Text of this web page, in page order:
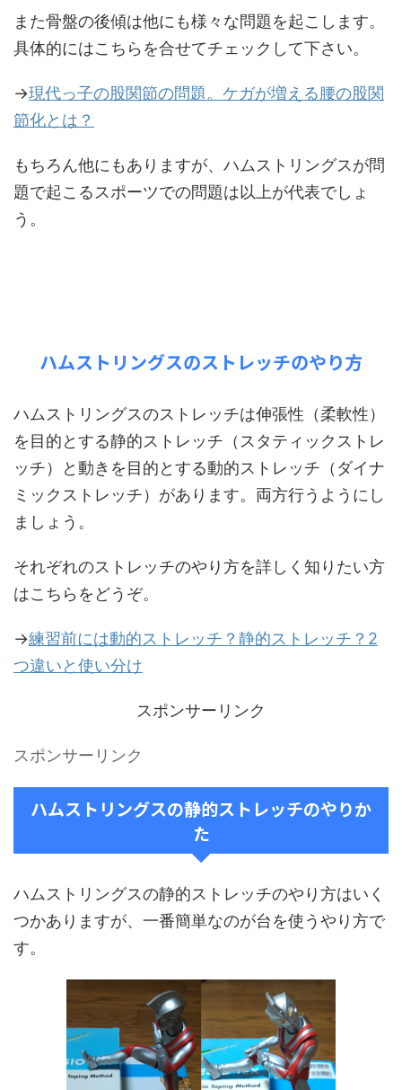
また骨盤の後傾は他にも様々な問題を起こします。
具体的にはこちらを合せてチェックして下さい。
→現代っ子の股関節の問題。ケガが増える腰の股関
節化とは？
もちろん他にもありますが、ハムストリングスが問
題で起こるスポーツでの問題は以上が代表でしょ
う。
ハムストリングスのストレッチのやり方
ハムストリングスのストレッチは伸張性（柔軟性）
を目的とする静的ストレッチ（スタティックストレ
ッチ）と動きを目的とする動的ストレッチ（ダイナ
ミックストレッチ）があります。両方行うようにし
ましょう。
それぞれのストレッチのやり方を詳しく知りたい方
はこちらをどうぞ。
→練習前には動的ストレッチ？静的ストレッチ？2
つ違いと使い分け
スポンサーリンク
スポンサーリンク
ハムストリングスの静的ストレッチのやりか
た
ハムストリングスの静的ストレッチのやり方はいく
つかありますが、一番簡単なのが台を使うやり方で
す。